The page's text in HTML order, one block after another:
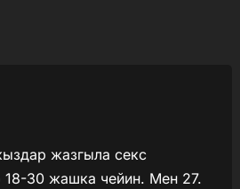
жазгыла секс
18-30 жашка чейин. Мен 27.